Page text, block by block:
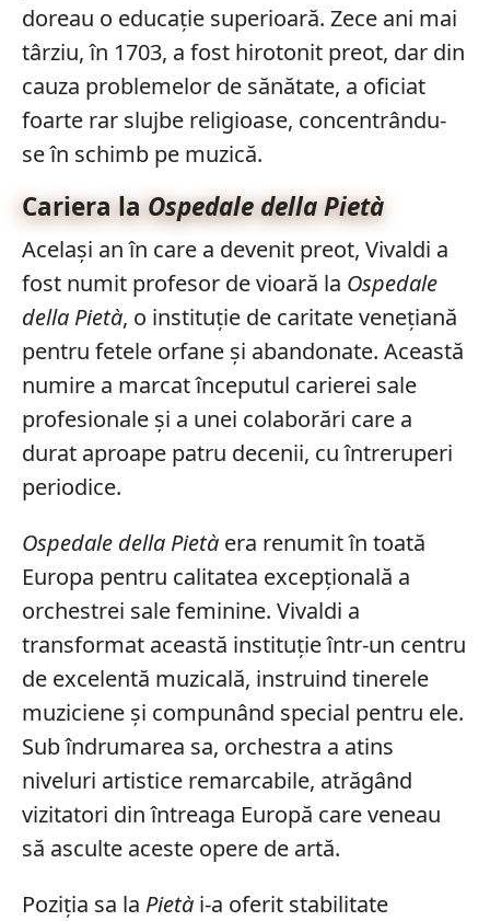
doreau o educație superioară. Zece ani mai
târziu, în 1703, a fost hirotonit preot, dar din
cauza problemelor de sănătate, a oficiat
foarte rar slujbe religioase, concentrându-
se în schimb pe muzică.
Cariera laOspedale della Pietà
Același an în care a devenit preot, Vivaldi a
fost numit profesor de vioară la Ospedale
della Pietà, o instituție de caritate venețiană
pentru fetele orfane și abandonate. Această
numire a marcat începutul carierei sale
profesionale și a unei colaborări care a
durat aproape patru decenii, cu întreruperi
periodice.
Ospedale della Pietàera renumit în toată
Europa pentru calitatea excepțională a
orchestrei sale feminine. Vivaldi a
transformat această instituție într-un centru
de excelentă muzicală, instruind tinerele
muziciene și compunând special pentru ele.
Sub îndrumarea sa, orchestra a atins
niveluri artistice remarcabile, atrăgând
vizitatori din întreaga Europă care veneau
să asculte aceste opere de artă.
Poziția sa la Pietài-a oferit stabilitate